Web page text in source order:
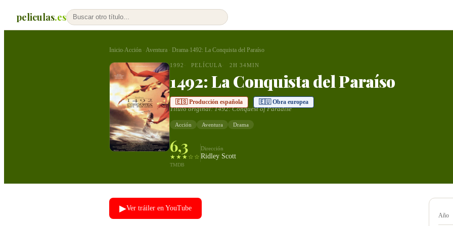
peliculas.es
Inicio›Acción · Aventura · Drama›1492: La Conquista del Paraíso
1992 PELÍCULA 2H 34MIN
1492: La Conquista del Paraíso
🇪🇸 Producción española 🇪🇺 Obra europea
Título original:1492: Conquest of Paradise
Acción Aventura Drama
6,3
★★★☆☆
TMDB
Dirección
Ridley Scott
▶Ver tráiler en YouTube
Año